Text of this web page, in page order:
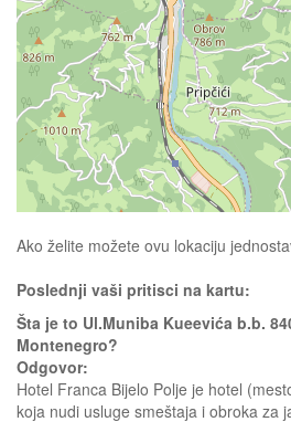
Ako želite možete ovu lokaciju
Poslednji vaši pritisci na kartu:
Šta je to Ul.Muniba Kueevića b.b.
Montenegro?
Odgovor:
Hotel Franca Bijelo Polje je hotel
koja nudi usluge smeštaja i obroka za